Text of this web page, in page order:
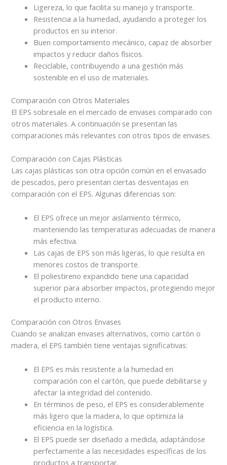
Ligereza, lo que facilita su manejo y transporte.
Resistencia a la humedad, ayudando a proteger los
productos en su interior.
Buen comportamiento mecánico, capaz de absorber
impactos y reducir daños físicos.
Reciclable, contribuyendo a una gestión más
sostenible en el uso de materiales.
Comparación con Otros Materiales
El EPS sobresale en el mercado de envases comparado con
otros materiales. A continuación se presentan las
comparaciones más relevantes con otros tipos de envases.
Comparación con Cajas Plásticas
Las cajas plásticas son otra opción común en el envasado
de pescados, pero presentan ciertas desventajas en
comparación con el EPS. Algunas diferencias son:
El EPS ofrece un mejor aislamiento térmico,
manteniendo las temperaturas adecuadas de manera
más efectiva.
Las cajas de EPS son más ligeras, lo que resulta en
menores costos de transporte.
El poliestireno expandido tiene una capacidad
superior para absorber impactos, protegiendo mejor
el producto interno.
Comparación con Otros Envases
Cuando se analizan envases alternativos, como cartón o
madera, el EPS también tiene ventajas significativas:
El EPS es más resistente a la humedad en
comparación con el cartón, que puede debilitarse y
afectar la integridad del contenido.
En términos de peso, el EPS es considerablemente
más ligero que la madera, lo que optimiza la
eficiencia en la logística.
El EPS puede ser diseñado a medida, adaptándose
perfectamente a las necesidades específicas de los
productos a transportar.